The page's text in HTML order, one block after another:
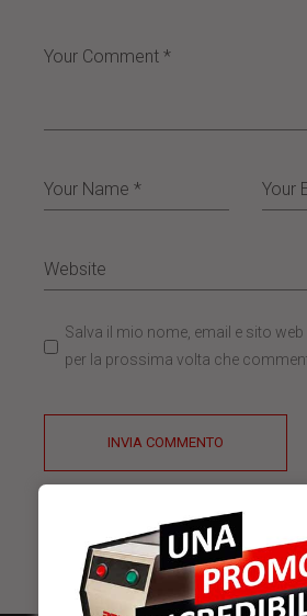
Salva il mio nome, email e sito
per la prossima volta che
INVIA COMMENTO